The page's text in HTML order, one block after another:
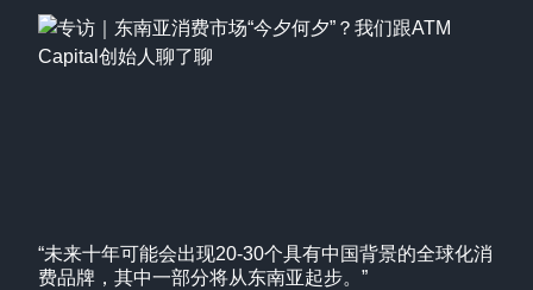
“未来十年可能会出现20-30个具有中国背景的全球化消
费品牌，其中一部分将从东南亚起步。”